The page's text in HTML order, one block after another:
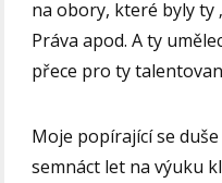
na obory, které byly ty
Práva apod. A ty
přece pro ty
Moje popírající se
semnáct let na výuku